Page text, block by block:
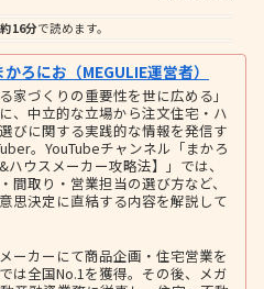
約16分で読めます。
ろにお（MEGULIE運営者）
家づくりの重要性を世に広める」
、中立的な立場から注文住宅・ハ
びに関する実践的な情報を発信す
。YouTubeチャンネル「まかろ
ハウスメーカー攻略法】」では、
間取り・営業担当の選び方など、
思決定に直結する内容を解説して
ーカーにて商品企画・住宅営業を
は全国No.1を獲得。その後、メガ